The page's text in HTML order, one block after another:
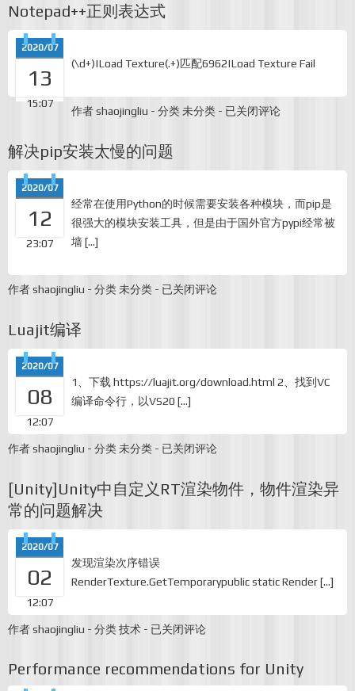
表
换
Notepad++正则表达式
2020/07
13
15:07
(\d+)|Load Texture(.+)匹配6962|Load Texture Fail
作者shaojingliu - 分类未分类 - Notepad++正
已关闭评论
解决pip安装太慢的问题
2020/07
12
23:07
经常在使用Python的时候需要安装各种模块，而pip是
很强大的模块安装工具，但是由于国外官方pypi经常被
墙 […]
作者shaojingliu - 分类未分类 - 解
的
问
已关闭评论
Luajit编译
2020/07
08
12:07
1、下载 https://luajit.org/download.html 2、找到VC
编译命令行，以VS20 […]
作者shaojingliu - 分类未分类 - Luajit
已关闭评论
[Unity]Unity中自定义RT渲染物件，物件渲染异
常的问题解决
2020/07
02
12:07
发现渲染次序错误
RenderTexture.GetTemporarypublic static Render […]
作者shaojingliu - 分类技术 - [Unity]Unity
定
义
已关闭评论
Performance recommendations for Unity